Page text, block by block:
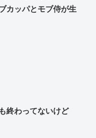
カッパとモブ侍が生
終わってないけど